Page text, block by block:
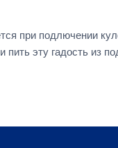
при подлючении
эту гадость из